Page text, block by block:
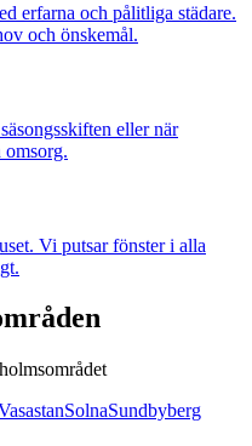
erfarna och pålitliga städare.
och önskemål.
eller när
omsorg.
Vi putsar fönster i alla
SolnaSundbyberg